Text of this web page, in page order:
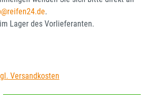
.
Lager des Vorlieferanten.
Versandkosten